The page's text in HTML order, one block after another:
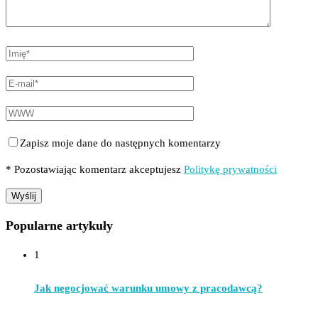
Zapisz moje dane do następnych komentarzy
* Pozostawiając komentarz akceptujesz Politykę prywatności
Popularne artykuły
1
Jak negocjować warunku umowy z pracodawcą?